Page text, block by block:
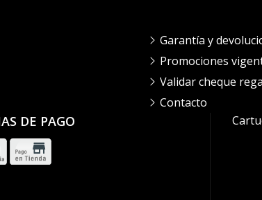
DE PAGO
Garantía y
Promociones
Validar cheque
Contacto